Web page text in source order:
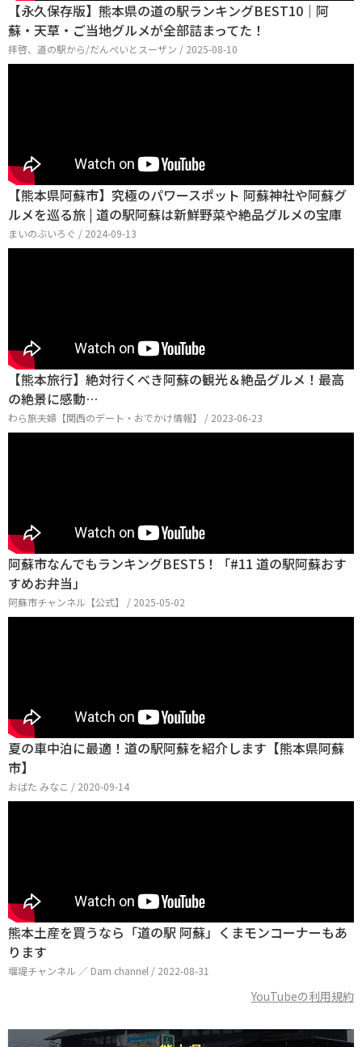
【永久保存版】熊本県の道の駅ランキングBEST10｜阿
蘇・天草・ご当地グルメが全部詰まってた！
拝啓、道の駅から/だんぺいとスーザン / 2025-08-10
【熊本県阿蘇市】究極のパワースポット 阿蘇神社や阿蘇グ
ルメを巡る旅 | 道の駅阿蘇は新鮮野菜や絶品グルメの宝庫
まいのぶいろぐ / 2024-09-13
【熊本旅行】絶対行くべき阿蘇の観光＆絶品グルメ！最高
の絶景に感動…
わら旅夫婦【関西のデート・おでかけ情報】 / 2023-06-23
阿蘇市なんでもランキングBEST5！「#11 道の駅阿蘇おす
すめお弁当」
阿蘇市チャンネル【公式】 / 2025-05-02
夏の車中泊に最適！道の駅阿蘇を紹介します【熊本県阿蘇
市】
おばた みなこ / 2020-09-14
熊本土産を買うなら「道の駅 阿蘇」くまモンコーナーもあ
ります
堰堤チャンネル ／ Dam channel / 2022-08-31
YouTubeの利用規約